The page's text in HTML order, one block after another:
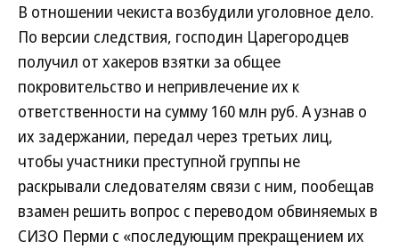
В отношении чекиста возбудили уголовное дело.
По версии следствия, господин Царегородцев
получил от хакеров взятки за общее
покровительство и непривлечение их к
ответственности на сумму 160 млн руб. А узнав о
их задержании, передал через третьих лиц,
чтобы участники преступной группы не
раскрывали следователям связи с ним, пообещав
взамен решить вопрос с переводом обвиняемых в
СИЗО Перми с «последующим прекращением их